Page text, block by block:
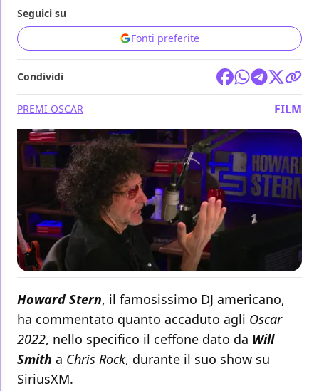
Seguici su
Fonti preferite
Condividi
PREMI OSCAR FILM
Howard Stern, il famosissimo DJ americano,
ha commentato quanto accaduto agli Oscar
2022, nello specifico il ceffone dato da Will
Smith a Chris Rock, durante il suo show su
SiriusXM.